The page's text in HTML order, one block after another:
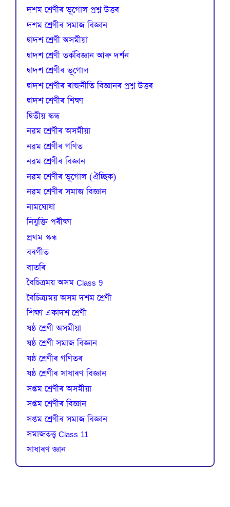
দশম শ্ৰেণীৰ ভূগোল প্ৰশ্ন উত্তৰ
দশম শ্ৰেণীৰ সমাজ বিজ্ঞান
দ্বাদশ শ্ৰেণী অসমীয়া
দ্বাদশ শ্ৰেণী তৰ্কবিজ্ঞান আৰু দৰ্শন
দ্বাদশ শ্ৰেণীৰ ভূগোল
দ্বাদশ শ্ৰেণীৰ ৰাজনীতি বিজ্ঞানৰ প্ৰশ্ন উত্তৰ
দ্বাদশ শ্ৰেণীৰ শিক্ষা
দ্বিতীয় স্কন্ধ
নৱম শ্ৰেণীৰ অসমীয়া
নৱম শ্ৰেণীৰ গণিত
নৱম শ্ৰেণীৰ বিজ্ঞান
নৱম শ্ৰেণীৰ ভূগোল (ঐচ্ছিক)
নৱম শ্ৰেণীৰ সমাজ বিজ্ঞান
নামঘোষা
নিযুক্তি পৰীক্ষা
প্রথম স্কন্ধ
বৰগীত
বাতৰি
বৈচিত্রময় অসম Class 9
বৈচিত্র্যময় অসম দশম শ্ৰেণী
শিক্ষা একাদশ শ্ৰেণী
ষষ্ঠ শ্ৰেণী অসমীয়া
ষষ্ঠ শ্ৰেণী সমাজ বিজ্ঞান
ষষ্ঠ শ্ৰেণীৰ গণিতৰ
ষষ্ঠ শ্ৰেণীৰ সাধাৰণ বিজ্ঞান
সপ্তম শ্ৰেণীৰ অসমীয়া
সপ্তম শ্ৰেণীৰ বিজ্ঞান
সপ্তম শ্ৰেণীৰ সমাজ বিজ্ঞান
সমাজতত্ত্ব Class 11
সাধাৰণ জ্ঞান